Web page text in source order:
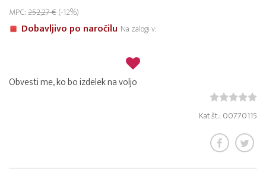
MPC:252,27 €(-12%)
Dobavljivo po naročilu Na zalogi v:
Obvesti me, ko bo izdelek na voljo
Kat.št.: 00770115